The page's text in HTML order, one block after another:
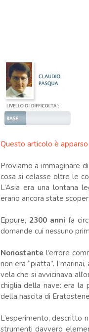
Questo articolo è
Proviamo a immaginare
cosa si celasse oltre le
L’Asia era una lontana
erano ancora state
Eppure, 2300 anni fa
domande cui nessuno
Nonostante l'errore
non era “piatta”. I
vela che si avvicinava
chiglia della nave: era la
della nascita di
L’esperimento, descritto
strumenti davvero